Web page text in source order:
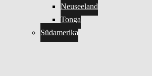
Neuseeland
Tonga
Südamerika